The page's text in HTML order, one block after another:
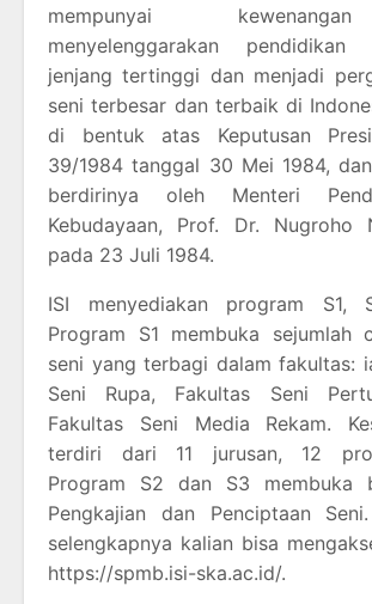
mempunyai
menyelenggarakan
jenjang tertinggi dan menjadi
seni terbesar dan terbaik di
di bentuk atas Keputusan
39/1984 tanggal 30 Mei 1984,
berdirinya oleh Menteri
Kebudayaan, Prof. Dr. Nugroho
pada 23 Juli 1984.
ISI menyediakan program S1,
Program S1 membuka sejumlah
seni yang terbagi dalam fakultas:
Seni Rupa, Fakultas Seni
Fakultas Seni Media Rekam.
terdiri dari 11 jurusan, 12
Program S2 dan S3 membuka
Pengkajian dan Penciptaan
selengkapnya kalian bisa
https://spmb.isi-ska.ac.id/.